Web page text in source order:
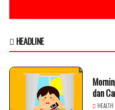
HEADLINE
dan
HEALTH